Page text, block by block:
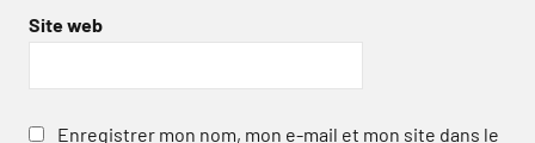
Site web
Enregistrer mon nom, mon e-mail et mon site dans le